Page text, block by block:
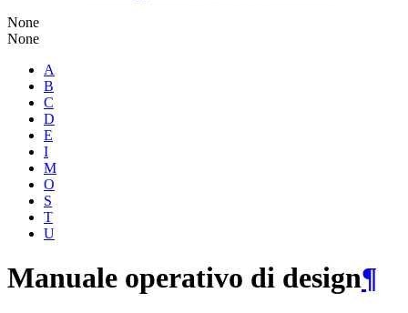
None
None
A
B
C
D
E
I
M
O
S
T
U
Manuale operativo di design¶